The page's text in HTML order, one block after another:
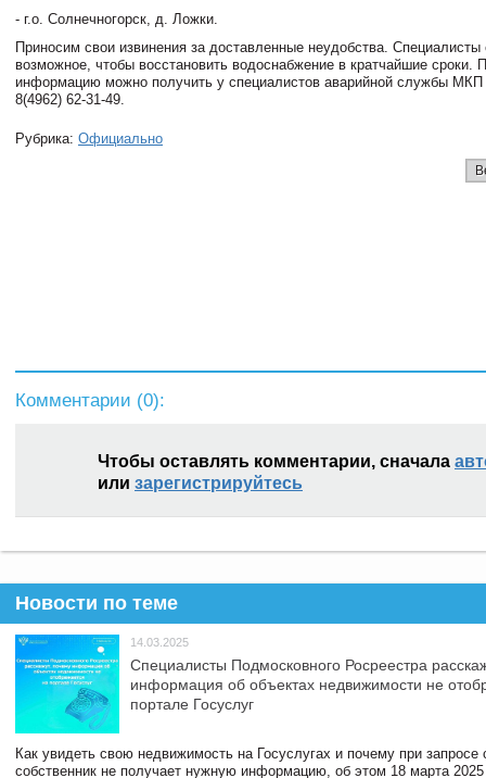
- г.о. Солнечногорск, д. Ложки.
Приносим свои извинения за доставленные неудобства.
возможное, чтобы восстановить водоснабжение в кратчайшие сроки.
информацию можно получить у специалистов аварийной службы
8(4962) 62-31-49.
Рубрика: Официально
Комментарии (0):
Чтобы оставлять комментарии, сначала
или зарегистрируйтесь
Новости по теме
14.03.2025
Специалисты Подмосковного Росреестра
информация об объектах недвижимости не
портале Госуслуг
Как увидеть свою недвижимость на Госуслугах и почему при запросе
собственник не получает нужную информацию, об этом 18 марта 2025